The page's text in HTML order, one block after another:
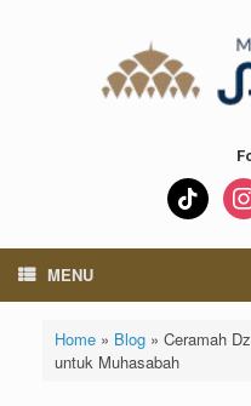
tiktok
MENU
Home» Blog» Ceramah
untuk Muhasabah